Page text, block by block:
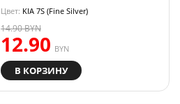
Цвет: KIA 7S (Fine Silver)
12.90 BYN
14.90BYN
В КОРЗИНУ